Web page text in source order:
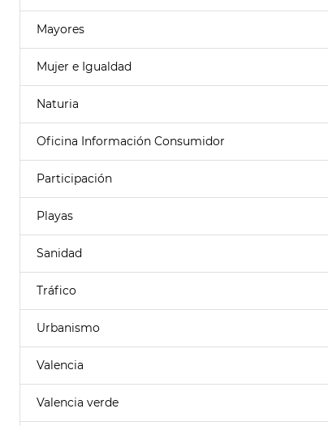
Mayores
Mujer e Igualdad
Naturia
Oficina Información Consumidor
Participación
Playas
Sanidad
Tráfico
Urbanismo
Valencia
Valencia verde